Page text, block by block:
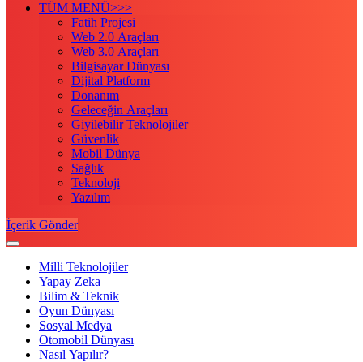
TÜM MENÜ>>>
Fatih Projesi
Web 2.0 Araçları
Web 3.0 Araçları
Bilgisayar Dünyası
Dijital Platform
Donanım
Geleceğin Araçları
Giyilebilir Teknolojiler
Güvenlik
Mobil Dünya
Sağlık
Teknoloji
Yazılım
İçerik Gönder
Milli Teknolojiler
Yapay Zeka
Bilim & Teknik
Oyun Dünyası
Sosyal Medya
Otomobil Dünyası
Nasıl Yapılır?